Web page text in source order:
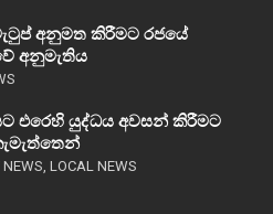
අනුමත කිරීමට රජයේ
අනුමැතිය
එරෙහි යුද්ධය අවසන් කිරීමට
NEWS, LOCAL NEWS